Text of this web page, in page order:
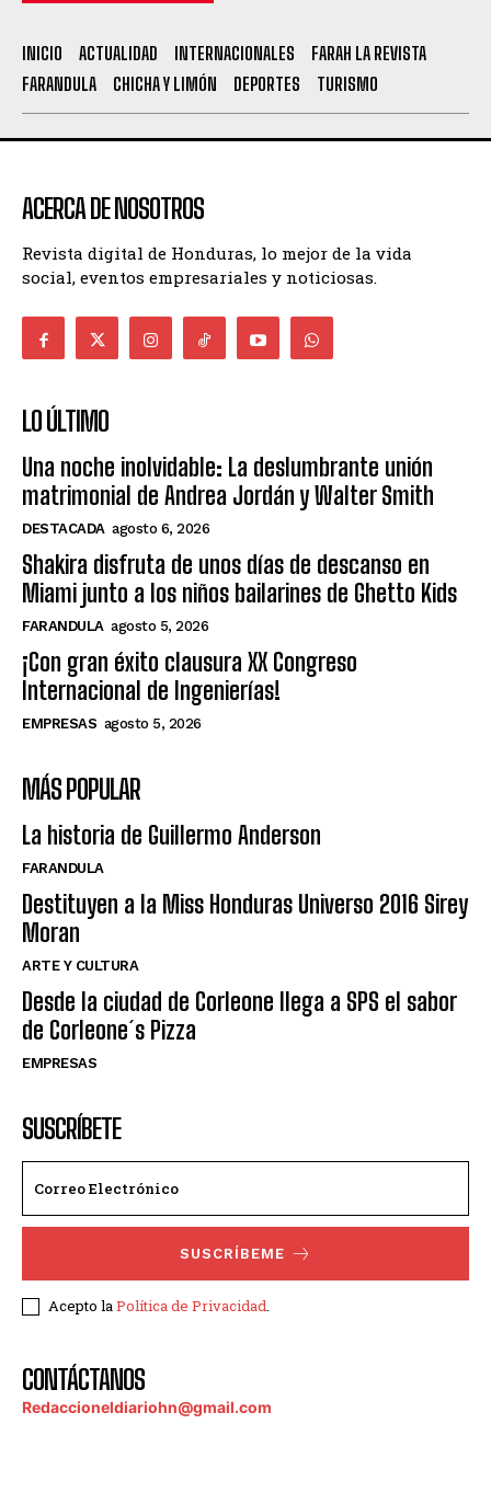
INICIO ACTUALIDAD INTERNACIONALES
FARAH LA REVISTA
FARANDULA
CHICHA Y LIMÓN DEPORTES TURISMO
ACERCA DE NOSOTROS
Revista digital de Honduras, lo mejor de la vida
social, eventos empresariales y noticiosas.
LO ÚLTIMO
Una noche inolvidable: La deslumbrante unión
matrimonial de Andrea Jordán y Walter Smith
DESTACADA agosto 6, 2026
Shakira disfruta de unos días de descanso en
Miami junto a los niños bailarines de Ghetto Kids
FARANDULA agosto 5, 2026
¡Con gran éxito clausura XX Congreso
Internacional de Ingenierías!
EMPRESAS agosto 5, 2026
MÁS POPULAR
La historia de Guillermo Anderson
FARANDULA
Destituyen a la Miss Honduras Universo 2016 Sirey
Moran
ARTE Y CULTURA
Desde la ciudad de Corleone llega a SPS el sabor
de Corleone´s Pizza
EMPRESAS
SUSCRÍBETE
SUSCRÍBEME
Acepto laPolítica de Privacidad.
CONTÁCTANOS
Redaccioneldiariohn@gmail.com